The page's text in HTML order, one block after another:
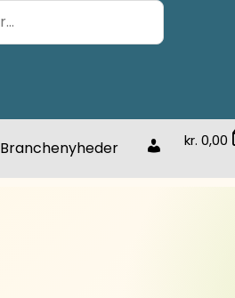
Branchenyheder Account
kr. 0,00